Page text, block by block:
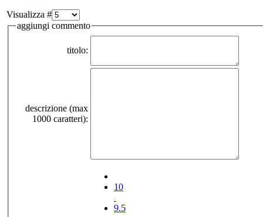
Visualizza #
aggiungi commento
titolo:
descrizione (max
1000 caratteri):
10
9.5